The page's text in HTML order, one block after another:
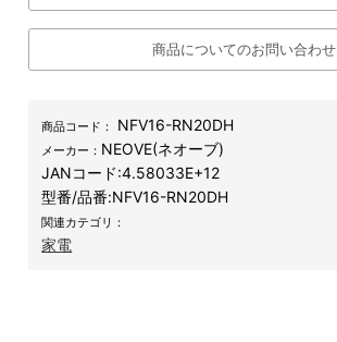
商品についてのお問い合わせ
商品コード： NFV16-RN20DH
メーカー： NEOVE(ネオーブ)
JANコード:4.58033E+12
型番/品番:NFV16-RN20DH
関連カテゴリ：
家電